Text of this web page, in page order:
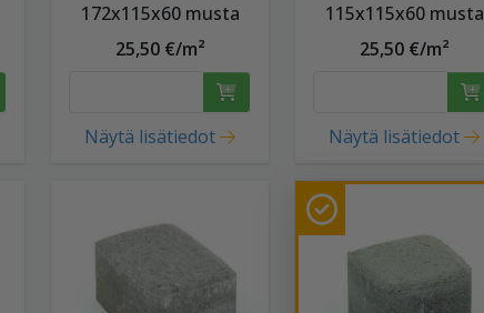
172x115x60 musta
25,50 €/m²
Näytä lisätiedot
115x115x60 musta
25,50 €/m²
Näytä lisätiedot